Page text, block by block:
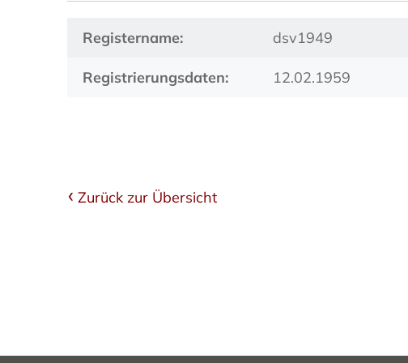
Registername: dsv1949
Registrierungsdaten: 12.02.1959
Zurück zur Übersicht